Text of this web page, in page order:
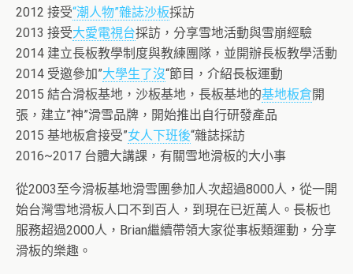
2012 接受“潮人物”雜誌沙板採訪
2013 接受大愛電視台採訪，分享雪地活動與雪崩經驗
2014 建立長板教學制度與教練團隊，並開辦長板教學活動
2014 受邀參加”大學生了沒“節目，介紹長板運動
2015 結合滑板基地，沙板基地，長板基地的基地板倉開
張，建立”神”滑雪品牌，開始推出自行研發產品
2015 基地板倉接受”女人下班後“雜誌採訪
2016~2017 台體大講課，有關雪地滑板的大小事
從2003至今滑板基地滑雪團參加人次超過8000人，從一開
始台灣雪地滑板人口不到百人，到現在已近萬人。長板也
服務超過2000人，Brian繼續帶領大家從事板類運動，分享
滑板的樂趣。